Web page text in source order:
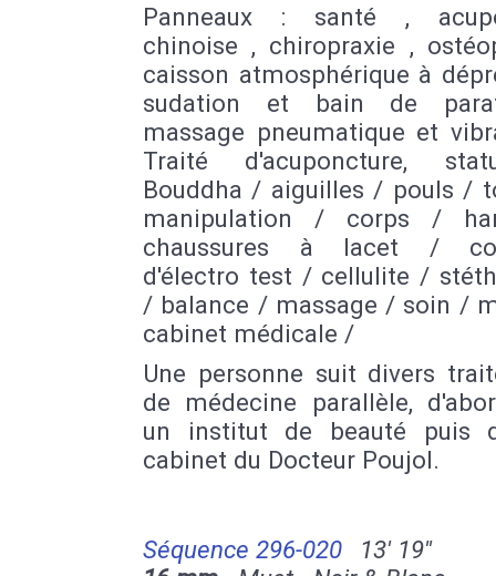
Panneaux : santé ,
chinoise , chiropraxie ,
caisson atmosphérique à
sudation et bain de
massage pneumatique et
Traité d'acuponcture,
Bouddha / aiguilles / pouls /
manipulation / corps /
chaussures à lacet /
d'électro test / cellulite /
/ balance / massage / soin /
cabinet médicale /
Une personne suit divers
de médecine parallèle,
un institut de beauté puis
cabinet du Docteur Poujol.
Séquence 296-020
13' 19''